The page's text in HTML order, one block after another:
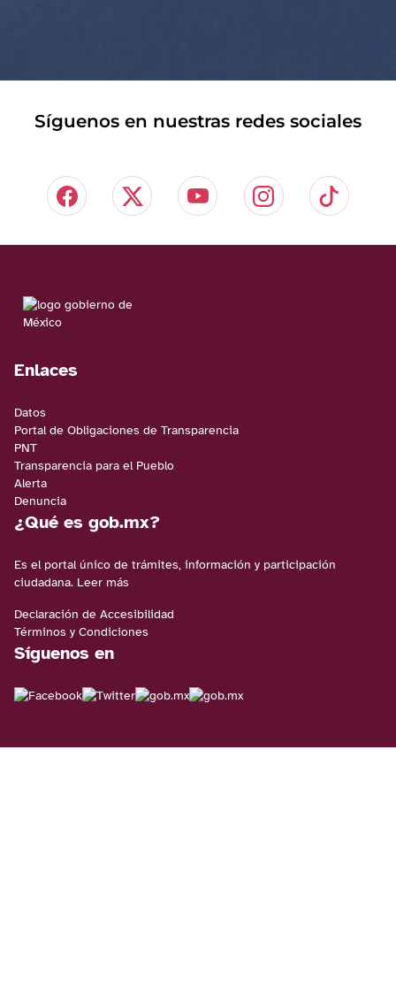
Síguenos en nuestras redes sociales
Enlaces
Datos
Portal de Obligaciones de Transparencia
PNT
Transparencia para el Pueblo
Alerta
Denuncia
¿Qué es gob.mx?
Es el portal único de trámites, información y participación
ciudadana. Leer más
Declaración de Accesibilidad
Términos y Condiciones
Síguenos en